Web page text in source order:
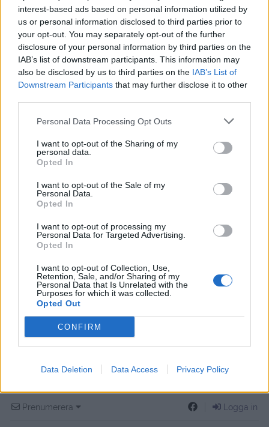
interest-based ads based on personal information utilized by
us or personal information disclosed to third parties prior to
your opt-out. You may separately opt-out of the further
disclosure of your personal information by third parties on the
IAB’s list of downstream participants. This information may
also be disclosed by us to third parties on the IAB’s List of
Downstream Participants that may further disclose it to other
Personal Data Processing Opt Outs
I want to opt-out of the Sharing of my
personal data.
Opted In
I want to opt-out of the Sale of my
Personal Data.
Opted In
I want to opt-out of processing my
Personal Data for Targeted Advertising.
Opted In
I want to opt-out of Collection, Use,
Retention, Sale, and/or Sharing of my
Personal Data that Is Unrelated with the
Purposes for which it was collected.
Opted Out
CONFIRM
Data Deletion Data Access Privacy Policy
Prenumerera Logga in